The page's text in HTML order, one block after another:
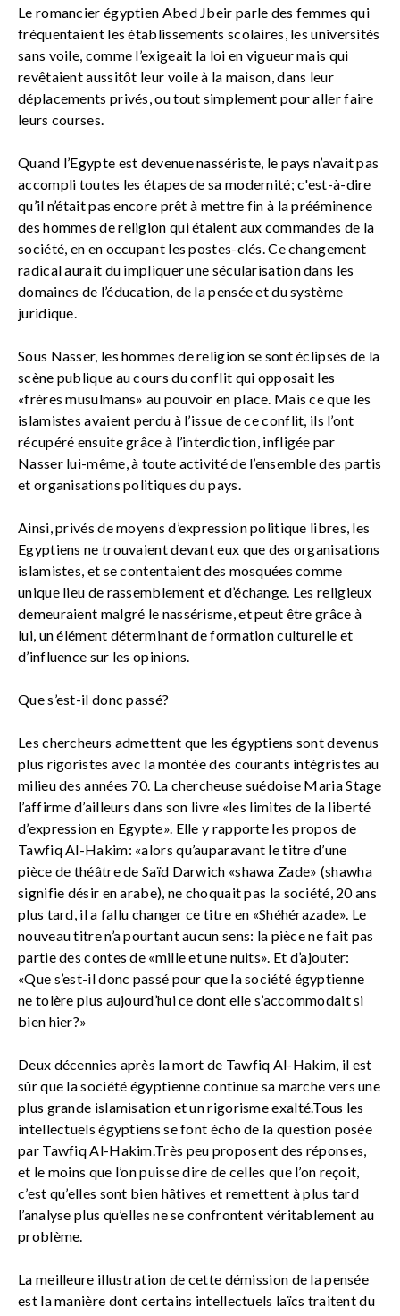
Le romancier égyptien Abed Jbeir parle des femmes qui
fréquentaient les établissements scolaires, les universités
sans voile, comme l’exigeait la loi en vigueur mais qui
revêtaient aussitôt leur voile à la maison, dans leur
déplacements privés, ou tout simplement pour aller faire
leurs courses.
Quand l’Egypte est devenue nassériste, le pays n’avait pas
accompli toutes les étapes de sa modernité; c'est-à-dire
qu’il n’était pas encore prêt à mettre fin à la prééminence
des hommes de religion qui étaient aux commandes de la
société, en en occupant les postes-clés. Ce changement
radical aurait du impliquer une sécularisation dans les
domaines de l’éducation, de la pensée et du système
juridique.
Sous Nasser, les hommes de religion se sont éclipsés de la
scène publique au cours du conflit qui opposait les
«frères musulmans» au pouvoir en place. Mais ce que les
islamistes avaient perdu à l’issue de ce conflit, ils l’ont
récupéré ensuite grâce à l’interdiction, infligée par
Nasser lui-même, à toute activité de l’ensemble des partis
et organisations politiques du pays.
Ainsi, privés de moyens d’expression politique libres, les
Egyptiens ne trouvaient devant eux que des organisations
islamistes, et se contentaient des mosquées comme
unique lieu de rassemblement et d’échange. Les religieux
demeuraient malgré le nassérisme, et peut être grâce à
lui, un élément déterminant de formation culturelle et
d’influence sur les opinions.
Que s’est-il donc passé?
Les chercheurs admettent que les égyptiens sont devenus
plus rigoristes avec la montée des courants intégristes au
milieu des années 70. La chercheuse suédoise Maria Stage
l’affirme d’ailleurs dans son livre «les limites de la liberté
d’expression en Egypte». Elle y rapporte les propos de
Tawfiq Al-Hakim: «alors qu’auparavant le titre d’une
pièce de théâtre de Saïd Darwich «shawa Zade» (shawha
signifie désir en arabe), ne choquait pas la société, 20 ans
plus tard, il a fallu changer ce titre en «Shéhérazade». Le
nouveau titre n’a pourtant aucun sens: la pièce ne fait pas
partie des contes de «mille et une nuits». Et d’ajouter:
«Que s’est-il donc passé pour que la société égyptienne
ne tolère plus aujourd’hui ce dont elle s’accommodait si
bien hier?»
Deux décennies après la mort de Tawfiq Al-Hakim, il est
sûr que la société égyptienne continue sa marche vers une
plus grande islamisation et un rigorisme exalté.Tous les
intellectuels égyptiens se font écho de la question posée
par Tawfiq Al-Hakim.Très peu proposent des réponses,
et le moins que l’on puisse dire de celles que l’on reçoit,
c’est qu’elles sont bien hâtives et remettent à plus tard
l’analyse plus qu’elles ne se confrontent véritablement au
problème.
La meilleure illustration de cette démission de la pensée
est la manière dont certains intellectuels laïcs traitent du